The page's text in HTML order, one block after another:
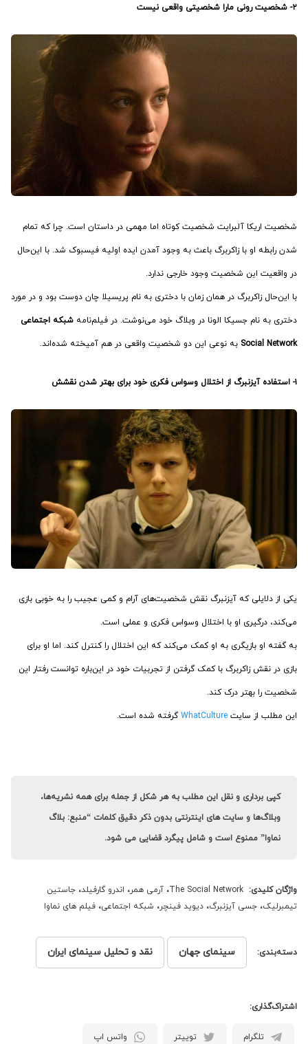
۲- شخصیت رونی مارا شخصیتی واقعی نیست
شخصیت اریکا آلبرایت شخصیت کوتاه اما مهمی در داستان است. چرا که تمام
شدن رابطه او با زاکربرگ باعث به وجود آمدن ایده اولیه فیسبوک شد. با این‌حال
در واقعیت این شخصیت وجود خارجی ندارد.
با این‌حال زاکربرگ در همان زمان با دختری به نام پریسیلا چان دوست بود و در مورد
دختری به نام جسیکا الونا در وبلاگ خود می‌نوشت. در فیلم‌نامه شبکه اجتماعی
Social Network به نوعی این دو شخصیت واقعی در هم آمیخته شده‌اند.
۱- استفاده آیزنبرگ از اختلال وسواس فکری خود برای بهتر شدن نقشش
یکی از دلایلی که آیزنبرگ نقش شخصیت‌های آرام و کمی عجیب را به خوبی بازی
می‌کند، درگیری او با اختلال وسواس فکری و عملی است.
به گفته او بازیگری به او کمک می‌کند که این اختلال را کنترل کند. اما او برای
بازی در نقش زاکربرگ با کمک گرفتن از تجربیات خود در این‌باره توانست رفتار این
شخصیت را بهتر درک کند.
این مطلب از سایت WhatCulture گرفته شده است.
کپی برداری و نقل این مطلب به هر شکل از جمله برای همه نشریه‌ها،
وبلاگ‌ها و سایت های اینترنتی بدون ذکر دقیق کلمات “منبع: بلاگ
نماوا” ممنوع است و شامل پیگرد قضایی می شود.
واژگان کلیدی: The Social Network، آرمی همر، اندرو گارفیلد، جاستین
تیمبرلیک، جسی آیزنبرگ، دیوید فینچر، شبکه اجتماعی، فیلم های نماوا
دسته‌بندی: سینمای جهان نقد و تحلیل سینمای ایران
اشتراک‌گذاری:
تلگرام توییتر واتس اپ